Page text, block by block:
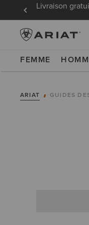
Livraison
FEMME
ARIAT GUIDES